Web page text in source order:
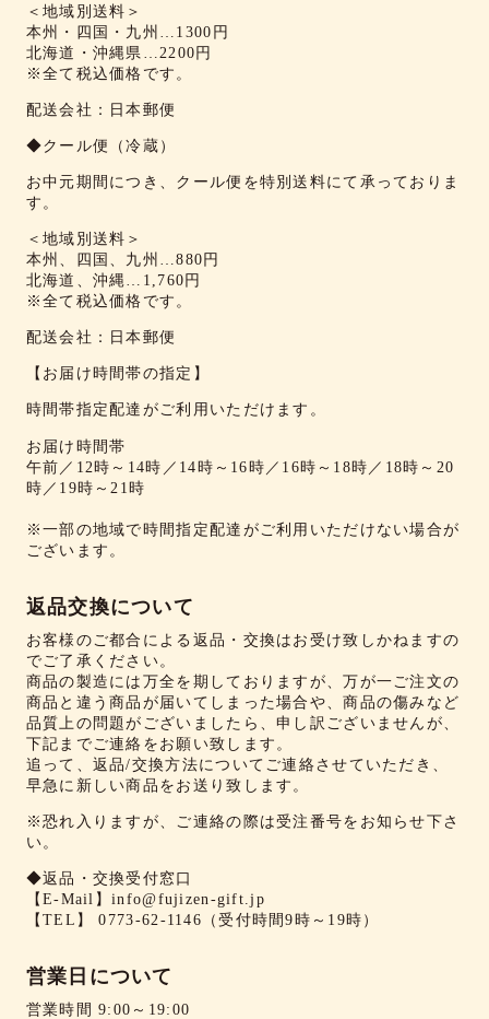
＜地域別送料＞
本州・四国・九州…1300円
北海道・沖縄県…2200円
※全て税込価格です。
配送会社：日本郵便
◆クール便（冷蔵）
お中元期間につき、クール便を特別送料にて承っておりま
す。
＜地域別送料＞
本州、四国、九州…880円
北海道、沖縄…1,760円
※全て税込価格です。
配送会社：日本郵便
【お届け時間帯の指定】
時間帯指定配達がご利用いただけます。
お届け時間帯
午前／12時～14時／14時～16時／16時～18時／18時～20
時／19時～21時
※一部の地域で時間指定配達がご利用いただけない場合が
ございます。
返品交換について
お客様のご都合による返品・交換はお受け致しかねますの
でご了承ください。
商品の製造には万全を期しておりますが、万が一ご注文の
商品と違う商品が届いてしまった場合や、商品の傷みなど
品質上の問題がございましたら、申し訳ございませんが、
下記までご連絡をお願い致します。
追って、返品/交換方法についてご連絡させていただき、
早急に新しい商品をお送り致します。
※恐れ入りますが、ご連絡の際は受注番号をお知らせ下さ
い。
◆返品・交換受付窓口
【E-Mail】info@fujizen-gift.jp
【TEL】0773-62-1146 （受付時間9時～19時）
営業日について
営業時間 9:00～19:00